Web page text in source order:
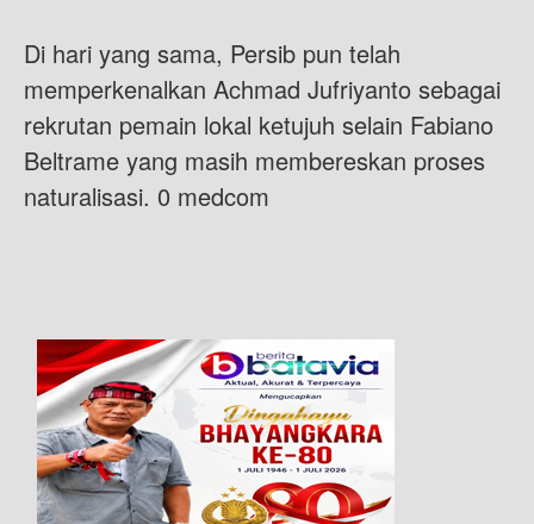
Di hari yang sama, Persib pun telah
memperkenalkan Achmad Jufriyanto sebagai
rekrutan pemain lokal ketujuh selain Fabiano
Beltrame yang masih membereskan proses
naturalisasi. 0 medcom